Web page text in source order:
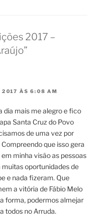
2017 –
2017 ÀS 6:08 AM
dia mais me alegro e fico
Santa Cruz do Povo
de uma vez por
que isso gera
minha visão as pessoas
oportunidades de
e nada fizeram. Que
a vitória de Fábio Melo
forma, podermos almejar
todos no Arruda.